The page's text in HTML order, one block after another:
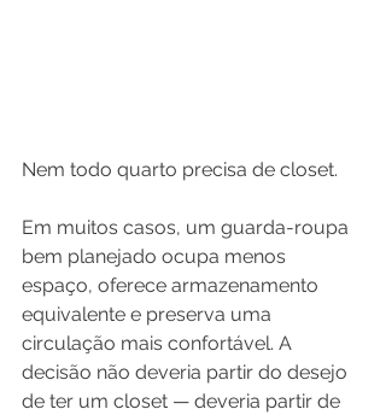
Nem todo quarto precisa de closet.
Em muitos casos, um guarda-roupa
bem planejado ocupa menos
espaço, oferece armazenamento
equivalente e preserva uma
circulação mais confortável. A
decisão não deveria partir do desejo
de ter um closet — deveria partir de